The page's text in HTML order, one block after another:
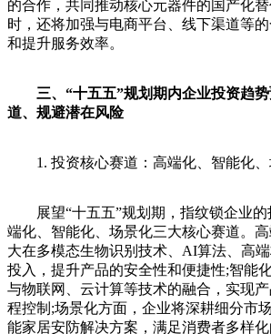
的合作，共同推动核心元器件的国产化
时，还将加强与电商平台、线下渠道等
和提升服务效率。
三、“十五五”规划期内企业投资趋
道、规避潜在风险
1. 投资核心赛道：高端化、智能化、
展望“十五五”规划期，指纹锁企业的
端化、智能化、场景化三大核心赛道。
大在多模态生物识别技术、AI算法、高
投入，提升产品的安全性和便捷性;智能
与物联网、云计算等技术的融合，实现
程控制;场景化方面，企业将深耕细分市
能家居安防解决方案，满足消费者多样化